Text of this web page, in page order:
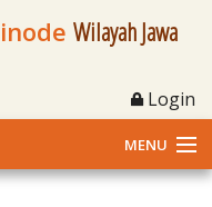
Wilayah Jawa
Login
MENU